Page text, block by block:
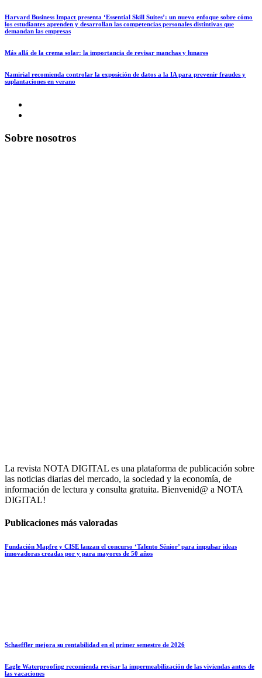
Harvard Business Impact presenta ‘Essential Skill Suites’: un nuevo enfoque sobre cómo
los estudiantes aprenden y desarrollan las competencias personales distintivas que
demandan las empresas
Más allá de la crema solar: la importancia de revisar manchas y lunares
Namirial recomienda controlar la exposición de datos a la IA para prevenir fraudes y
suplantaciones en verano
Sobre nosotros
La revista NOTA DIGITAL es una plataforma de publicación sobre
las noticias diarias del mercado, la sociedad y la economía, de
información de lectura y consulta gratuita. Bienvenid@ a NOTA
DIGITAL!
Publicaciones más valoradas
Fundación Mapfre y CISE lanzan el concurso ‘Talento Sénior’ para impulsar ideas
innovadoras creadas por y para mayores de 50 años
Schaeffler mejora su rentabilidad en el primer semestre de 2026
Eagle Waterproofing recomienda revisar la impermeabilización de las viviendas antes de
las vacaciones